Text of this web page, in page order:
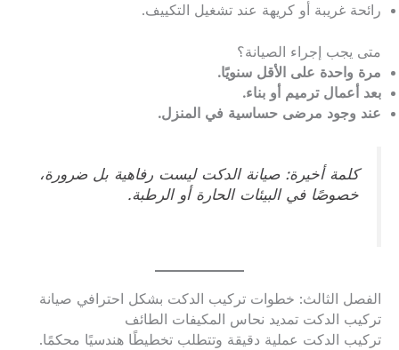
رائحة غريبة أو كريهة عند تشغيل التكييف.
متى يجب إجراء الصيانة؟
مرة واحدة على الأقل سنويًا.
بعد أعمال ترميم أو بناء.
عند وجود مرضى حساسية في المنزل.
كلمة أخيرة: صيانة الدكت ليست رفاهية بل ضرورة،
خصوصًا في البيئات الحارة أو الرطبة.
الفصل الثالث: خطوات تركيب الدكت بشكل احترافي صيانة
تركيب الدكت تمديد نحاس المكيفات الطائف
تركيب الدكت عملية دقيقة وتتطلب تخطيطًا هندسيًا محكمًا.